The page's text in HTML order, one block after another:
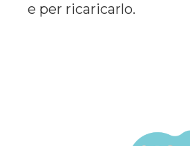
e per ricaricarlo.